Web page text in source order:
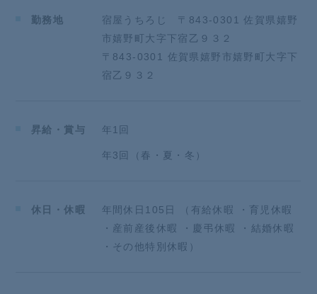
勤務地
宿屋うちろじ 〒843-0301 佐賀県嬉野
市嬉野町大字下宿乙９３２
〒843-0301 佐賀県嬉野市嬉野町大字下
宿乙９３２
昇給・賞与 年1回
年3回（春・夏・冬）
休日・休暇
年間休日105日 （有給休暇 ・育児休暇
・産前産後休暇 ・慶弔休暇 ・結婚休暇
・その他特別休暇）